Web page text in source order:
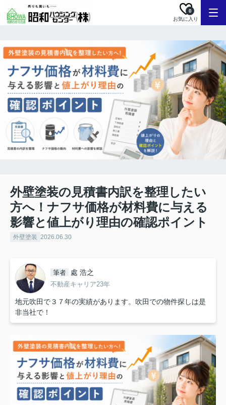
お気に入り
0
外壁塗装の見積書内訳を整理したい
方へ！ナフサ価格が材料費に与える
影響と値上がり理由の確認ポイント
外壁塗装 2026.06.30
筆者 處 浩之
不動産キャリア23年
地元吹田で３７年の実績があります。吹田での物件探しは是
非当社で！